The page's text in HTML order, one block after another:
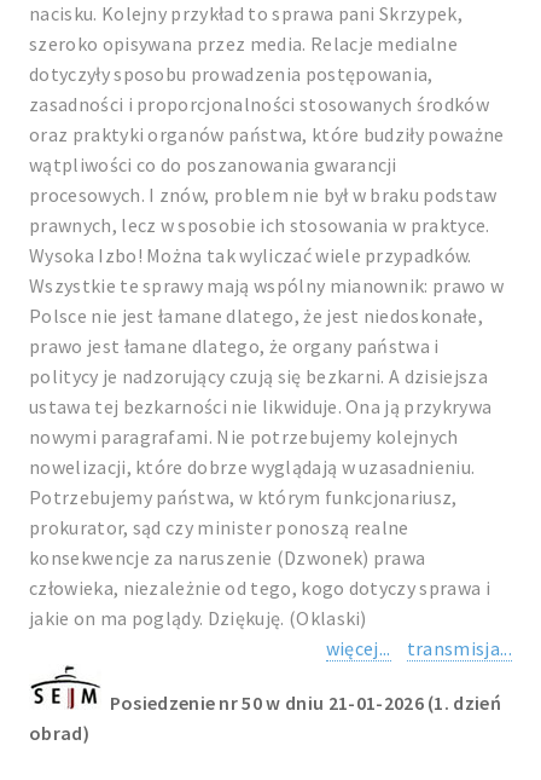
nacisku. Kolejny przykład to sprawa pani Skrzypek,
szeroko opisywana przez media. Relacje medialne
dotyczyły sposobu prowadzenia postępowania,
zasadności i proporcjonalności stosowanych środków
oraz praktyki organów państwa, które budziły poważne
wątpliwości co do poszanowania gwarancji
procesowych. I znów, problem nie był w braku podstaw
prawnych, lecz w sposobie ich stosowania w praktyce.
Wysoka Izbo! Można tak wyliczać wiele przypadków.
Wszystkie te sprawy mają wspólny mianownik: prawo w
Polsce nie jest łamane dlatego, że jest niedoskonałe,
prawo jest łamane dlatego, że organy państwa i
politycy je nadzorujący czują się bezkarni. A dzisiejsza
ustawa tej bezkarności nie likwiduje. Ona ją przykrywa
nowymi paragrafami. Nie potrzebujemy kolejnych
nowelizacji, które dobrze wyglądają w uzasadnieniu.
Potrzebujemy państwa, w którym funkcjonariusz,
prokurator, sąd czy minister ponoszą realne
konsekwencje za naruszenie (Dzwonek) prawa
człowieka, niezależnie od tego, kogo dotyczy sprawa i
jakie on ma poglądy. Dziękuję. (Oklaski)
więcej...
transmisja...
Posiedzenie nr 50 w dniu 21-01-2026 (1. dzień
obrad)